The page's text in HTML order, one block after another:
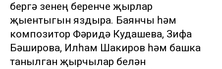
бергә үзенең беренче җырлар
җыентыгын яздыра. Баянчы һәм
композитор Фәридә Кудашева, Зифа
Бәширова, Илһам Шакиров һәм башка
танылган җырчылар белән